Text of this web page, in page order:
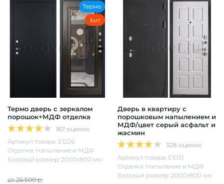
Термо
Хит
Термо дверь с зеркалом
порошок+МДФ отделка
167 оценок
Артикул товара: Е1226
Отделка: Напыление и МДФ
Базовый размер: 2000х800 мм
от 26 500 р.
Дверь в квартиру с
порошковым напылением и
МДФ/цвет серый асфальт и
жасмин
328 оценок
Артикул товара: Е1031
Отделка: Напыление и МДФ
Базовый размер: 2000х800 мм